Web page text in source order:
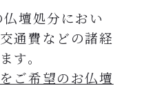
壇処分におい
通費などの諸経
す。
ご希望のお仏壇